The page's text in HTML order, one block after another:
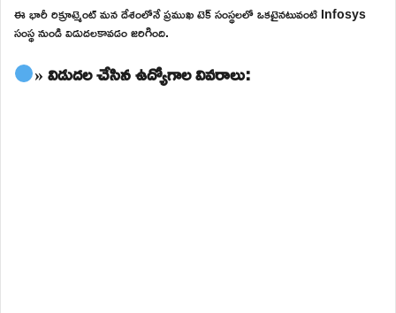
ఈ భారీ రిక్రూట్మెంట్ మన దేశంలోనే ప్రముఖ టెక్ సంస్థలలో ఒకటైనటువంటి Infosys
సంస్థ నుండి విడుదలకావడం జరిగింది.
» విడుదల చేసిన ఉద్యోగాల వివరాలు: